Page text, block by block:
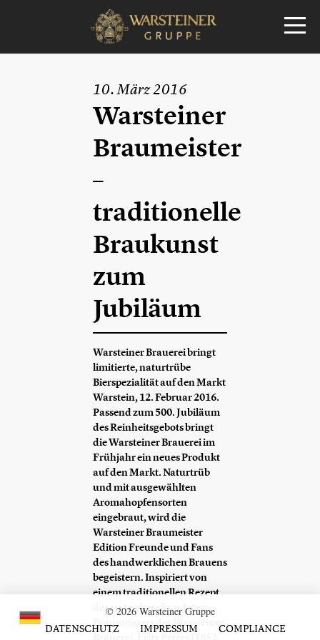
10. März 2016
Warsteiner
Braumeister
–
traditionelle
Braukunst
zum
Jubiläum
Warsteiner Brauerei bringt
limitierte, naturtrübe
Bierspezialität auf den Markt
Warstein, 12. Februar 2016.
Passend zum 500. Jubiläum
des Reinheitsgebots bringt
die Warsteiner Brauerei im
Frühjahr ein neues Produkt
auf den Markt. Naturtrüb
und mit ausgewählten
Aromahopfensorten
eingebraut, wird die
Warsteiner Braumeister
Edition Freunde und Fans
des handwerklichen Brauens
begeistern. Inspiriert von
einem traditionellen Rezept
des ersten beurkundeten
Braumeisters der Warsteiner
Brauerei, Fritz Peters (1852-
© 2026 Warsteiner Gruppe
DATENSCHUTZ
IMPRESSUM COMPLIANCE